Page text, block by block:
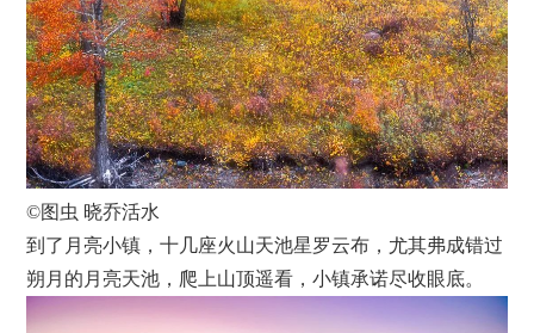
©图虫 晓乔活水
到了月亮小镇，十几座火山天池星罗云布，尤其弗成错过
朔月的月亮天池，爬上山顶遥看，小镇承诺尽收眼底。